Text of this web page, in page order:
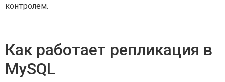
контролем.
Как работает репликация в
MySQL